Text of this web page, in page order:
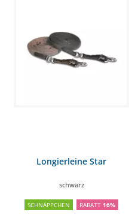
Longierleine Star
schwarz
SCHNÄPPCHEN RABATT 16%